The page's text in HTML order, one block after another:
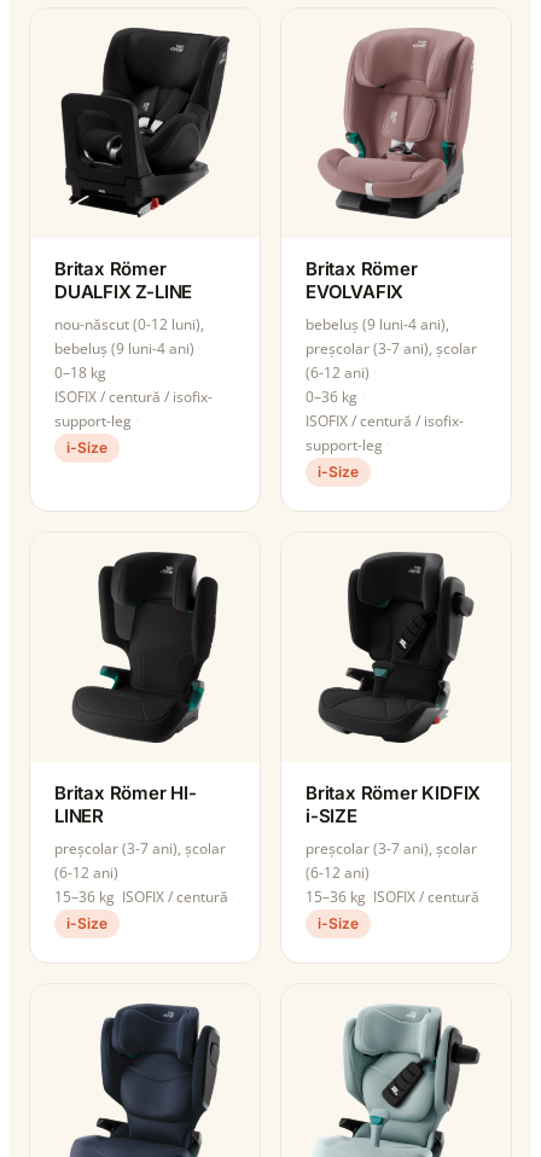
Britax Römer
DUALFIX Z-LINE
nou-născut (0-12 luni),
bebeluș (9 luni-4 ani)
0–18 kg
ISOFIX / centură / isofix-
support-leg
i-Size
Britax Römer
EVOLVAFIX
bebeluș (9 luni-4 ani),
preșcolar (3-7 ani), școlar
(6-12 ani)
0–36 kg
ISOFIX / centură / isofix-
support-leg
i-Size
Britax Römer HI-
LINER
preșcolar (3-7 ani), școlar
(6-12 ani)
15–36 kg ISOFIX / centură
i-Size
Britax Römer KIDFIX
i-SIZE
preșcolar (3-7 ani), școlar
(6-12 ani)
15–36 kg ISOFIX / centură
i-Size